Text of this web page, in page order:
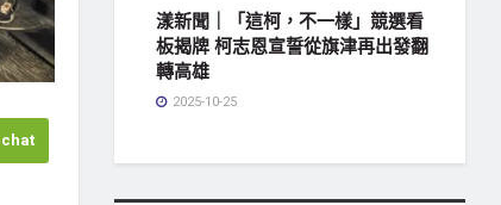
漾新聞｜「這柯，不一樣」競選看
板揭牌 柯志恩宣誓從旗津再出發翻
轉高雄
2025-10-25